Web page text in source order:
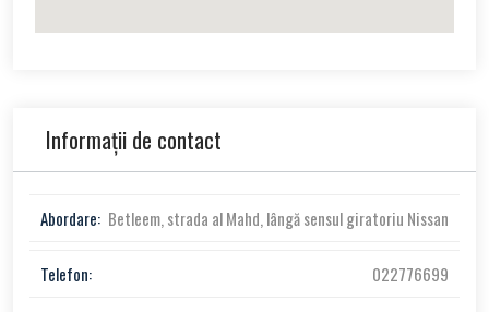
Informații de contact
Abordare: Betleem, strada al Mahd, lângă sensul giratoriu Nissan
Telefon: 022776699